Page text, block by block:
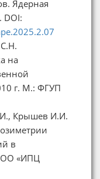
Ядерная
DOI:
на
г. М.: ФГУП
Крышев И.И.
в
«ИПЦ